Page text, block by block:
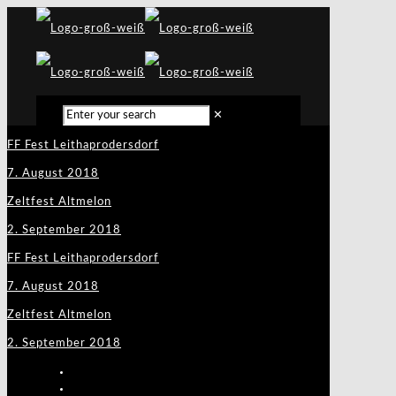
✕
FF Fest Leithaprodersdorf
7. August 2018
Zeltfest Altmelon
2. September 2018
FF Fest Leithaprodersdorf
7. August 2018
Zeltfest Altmelon
2. September 2018